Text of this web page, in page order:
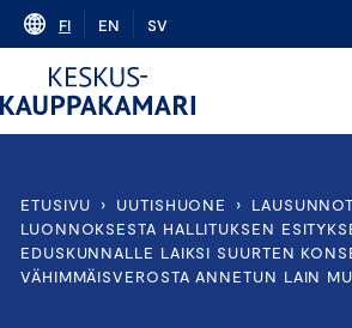
Skip
content
FI EN SV
ETUSIVU › UUTISHUONE › LAUSUNNOT
LUONNOKSESTA HALLITUKSEN
EDUSKUNNALLE LAIKSI SUURTEN
VÄHIMMÄISVEROSTA ANNETUN LAIN